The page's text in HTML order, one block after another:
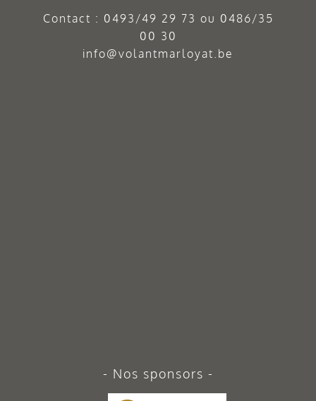
Contact : 0493/49 29 73 ou 0486/35
00 30
info@volantmarloyat.be
Nos sponsors